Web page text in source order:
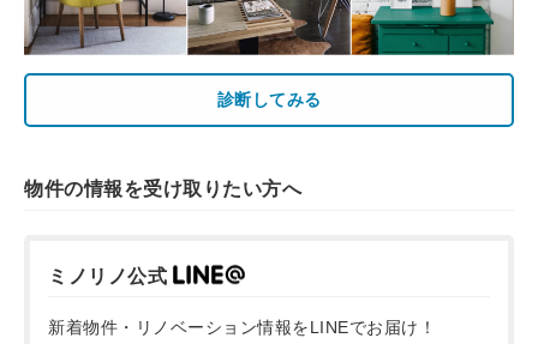
診断してみる
物件の情報を受け取りたい方へ
ミノリノ公式
新着物件・リノベーション情報をLINEでお届け！